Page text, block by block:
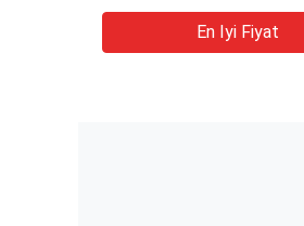
En Iyi Fiyat